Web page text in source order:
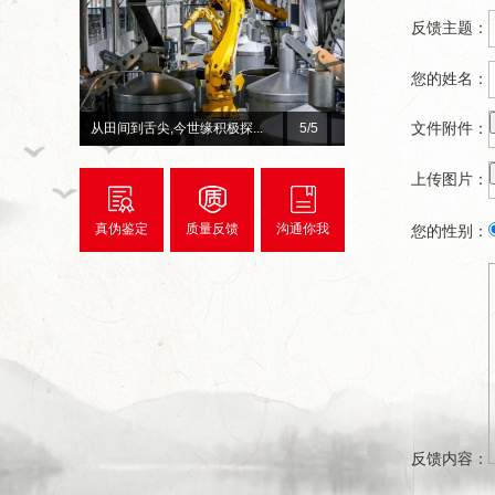
1/5
,今世缘积极探... 总台×今世缘官宣！李宇春、...
真伪鉴定 质量反馈 沟通你我
反馈主题：
您的姓名：
文件附件：
上传图片：
您的性别：
反馈内容：